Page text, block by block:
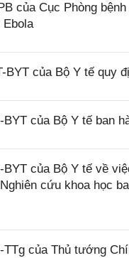
của Cục Phòng
Ebola
BYT của Bộ Y tế quy
của Bộ Y tế ban
của Bộ Y tế về
cứu khoa học
của Thủ tướng